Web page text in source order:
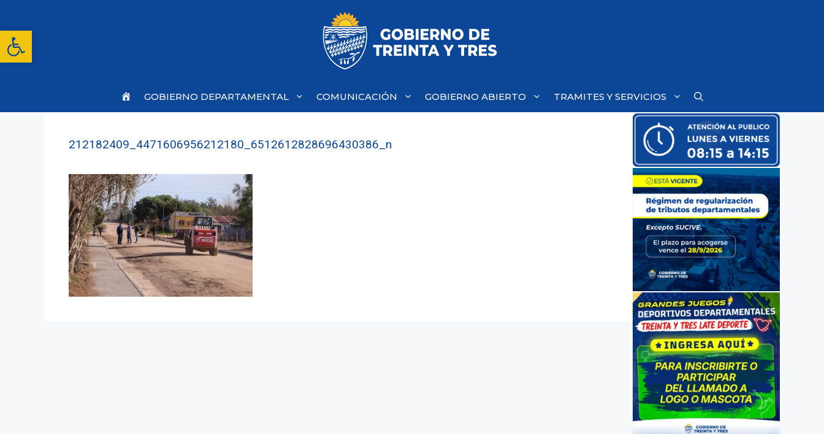
Abrir barra de herramientas
contenido
Inicio
GOBIERNO DEPARTAMENTAL COMUNICACIÓN GOBIERNO ABIERTO TRAMITES Y SERVICIOS
212182409_4471606956212180_6512612828696430386_n